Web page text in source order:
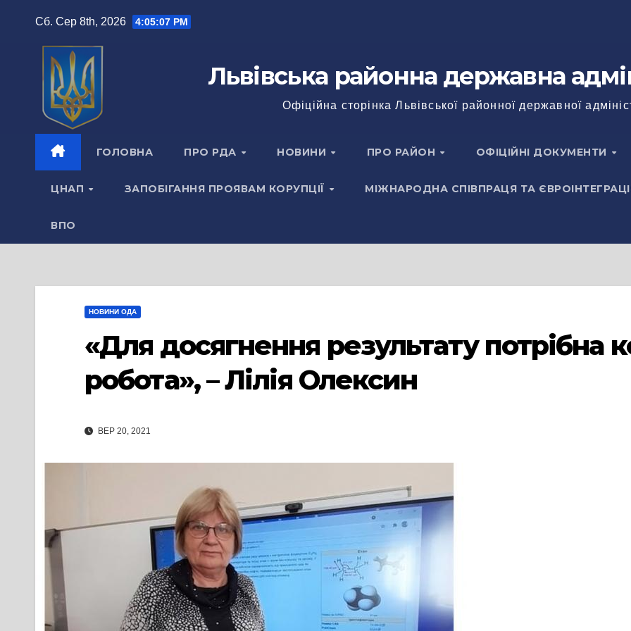
Сб. Сер 8th, 2026 4:05:08 PM
Львівська районна державна
Офіційна сторінка Львівської районної державної
ГОЛОВНА ПРО РДА НОВИНИ ПРО РАЙОН ОФІЦІЙНІ ДОКУМЕНТИ
ЦНАП ЗАПОБІГАННЯ ПРОЯВАМ КОРУПЦІЇ МІЖНАРОДНА СПІВПРАЦЯ ТА
ВПО
НОВИНИ ОДА
«Для досягнення результату потрібна
робота», – Лілія Олексин
ВЕР 20, 2021